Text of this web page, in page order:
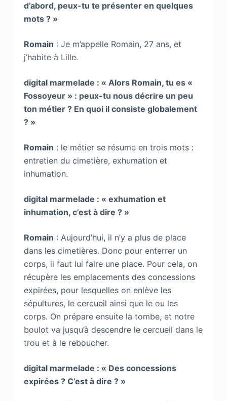
d’abord, peux-tu te présenter en quelques
mots ? »
Romain : Je m’appelle Romain, 27 ans, et
j’habite à Lille.
digital marmelade : « Alors Romain, tu es «
Fossoyeur » : peux-tu nous décrire un peu
ton métier ? En quoi il consiste globalement
? »
Romain : le métier se résume en trois mots :
entretien du cimetière, exhumation et
inhumation.
digital marmelade : « exhumation et
inhumation, c’est à dire ? »
Romain : Aujourd’hui, il n’y a plus de place
dans les cimetières. Donc pour enterrer un
corps, il faut lui faire une place. Pour cela, on
récupère les emplacements des concessions
expirées, pour lesquelles on enlève les
sépultures, le cercueil ainsi que le ou les
corps. On prépare ensuite la tombe, et notre
boulot va jusqu’à descendre le cercueil dans le
trou et à le reboucher.
digital marmelade : « Des concessions
expirées ? C’est à dire ? »